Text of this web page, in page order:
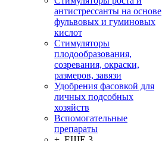
антистрессанты на основе
фульвовых и гуминовых
кислот
Стимуляторы
плодообразования,
созревания, окраски,
размеров, завязи
Удобрения фасовкой для
личных подсобных
хозяйств
Вспомогательные
препараты